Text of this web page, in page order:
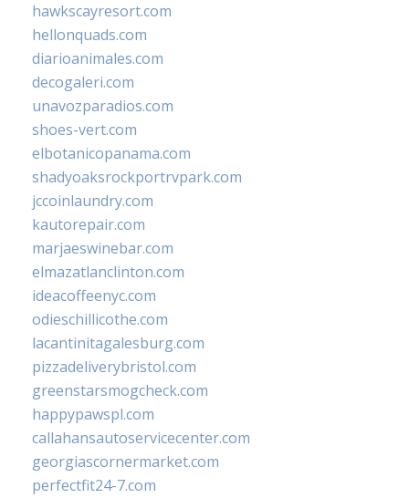
hawkscayresort.com
hellonquads.com
diarioanimales.com
decogaleri.com
unavozparadios.com
shoes-vert.com
elbotanicopanama.com
shadyoaksrockportrvpark.com
jccoinlaundry.com
kautorepair.com
marjaeswinebar.com
elmazatlanclinton.com
ideacoffeenyc.com
odieschillicothe.com
lacantinitagalesburg.com
pizzadeliverybristol.com
greenstarsmogcheck.com
happypawspl.com
callahansautoservicecenter.com
georgiascornermarket.com
perfectfit24-7.com